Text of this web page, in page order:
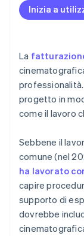
Indica i
Usa termini
Includi
pagamento
Affronta
rimborsabili
Chiarisci la
Flessibilità,
Mancato
Risultati non
Fatturazione
Opzioni di
Supporto con
Integrazione
Inizia a
La
progetto in
come il lavoro
Sebbene il
comune (nel
ha lavorato
capire
supporto di
dovrebbe